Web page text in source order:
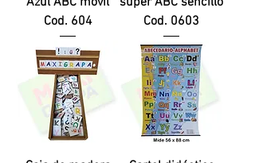
Cod. 604
Cod. 0603